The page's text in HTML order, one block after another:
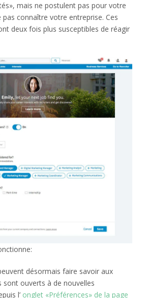
mais ne postulent pas pour votre
connaître votre entreprise. Ces
deux fois plus susceptibles de réagir
désormais faire savoir aux
sont ouverts à de nouvelles
l’ onglet «Préférences» de la page